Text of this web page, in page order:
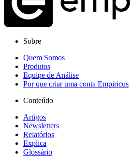
Sobre
Quem Somos
Produtos
Equipe de Análise
Por que criar uma conta Empiricus
Conteúdo
Artigos
Newsletters
Relatórios
Explica
Glossário